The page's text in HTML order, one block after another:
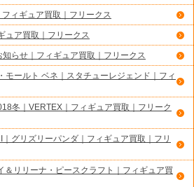
ィギュア買取｜フリークス
ュア買取｜フリークス
らせ｜フィギュア買取｜フリークス
モールト ベネ｜スタチューレジェンド｜フィ
冬｜VERTEX｜フィギュア買取｜フリーク
グリズリーパンダ｜フィギュア買取｜フリ
＆リリーナ・ピースクラフト｜フィギュア買